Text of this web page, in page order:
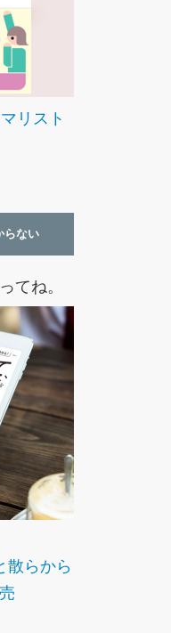
リスト
らない
てね。
散らから